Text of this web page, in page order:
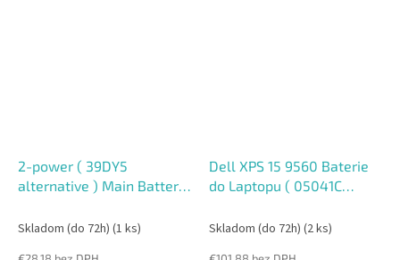
2-power ( 39DY5
alternative ) Main Battery
Skladom (do 72h) (1 ks)
Dell XPS 15 9560 Baterie
do Laptopu ( 05041C
alternative) 11,4V
Skladom (do 72h) (2 ks)